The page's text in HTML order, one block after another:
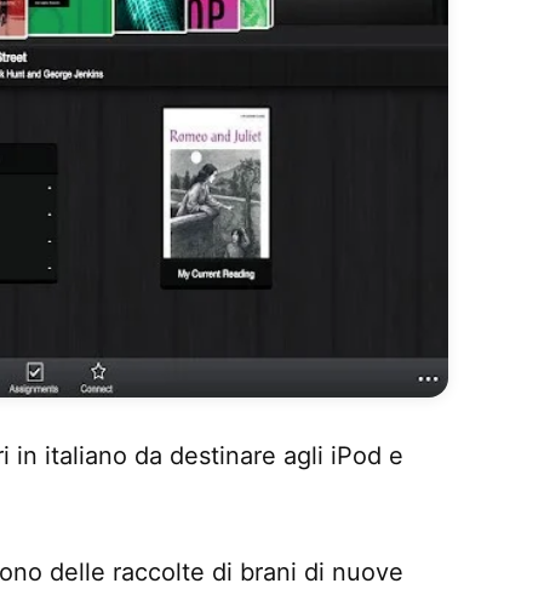
italiano da destinare agli iPod e
delle raccolte di brani di nuove